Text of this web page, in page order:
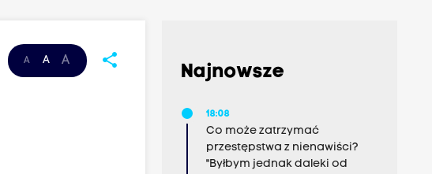
A A A share
Najnowsze
18:08
Co może zatrzymać
przestępstwa z nienawiści?
"Byłbym jednak daleki od